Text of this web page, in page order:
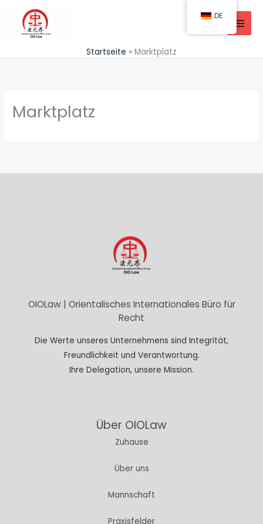
springen
Startseite
Marktplatz
Marktplatz
OIOLaw | Orientalisches Internationales Büro für
Recht
Die Werte unseres Unternehmens sind Integrität,
Freundlichkeit und Verantwortung.
Ihre Delegation, unsere Mission.
Über OIOLaw
Zuhause
Über uns
Mannschaft
Praxisfelder
DE